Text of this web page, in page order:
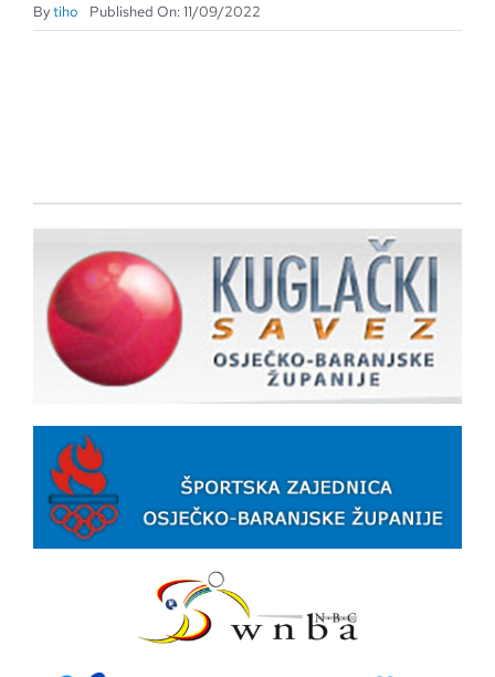
Bytiho Published On: 11/09/2022